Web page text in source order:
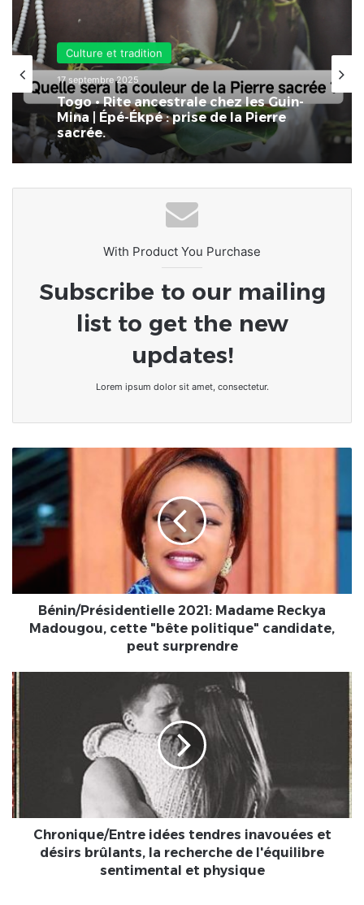
Culture et tradition
17 septembre 2025
Togo • Rite ancestrale chez les Guin-
Mina | Épé-Ékpé : prise de la Pierre
sacrée.
With Product You Purchase
Subscribe to our mailing
list to get the new
updates!
Lorem ipsum dolor sit amet, consectetur.
Bénin/Présidentielle
2021:
Madame
Reckya
Madougou,
cette
politique"
candidate,
surprendre
Bénin/Présidentielle 2021: Madame Reckya
Madougou, cette "bête politique" candidate,
peut surprendre
Chronique/Entre
idées
tendres
inavouées
et
désirs
brûlants,
la
recherche
l'équilibre
Chronique/Entre idées tendres inavouées et
désirs brûlants, la recherche de l'équilibre
sentimental et physique